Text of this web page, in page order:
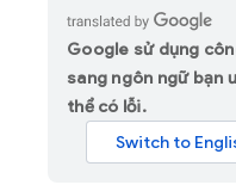
Google sử dụng
sang ngôn ngữ bạn
thể có lỗi.